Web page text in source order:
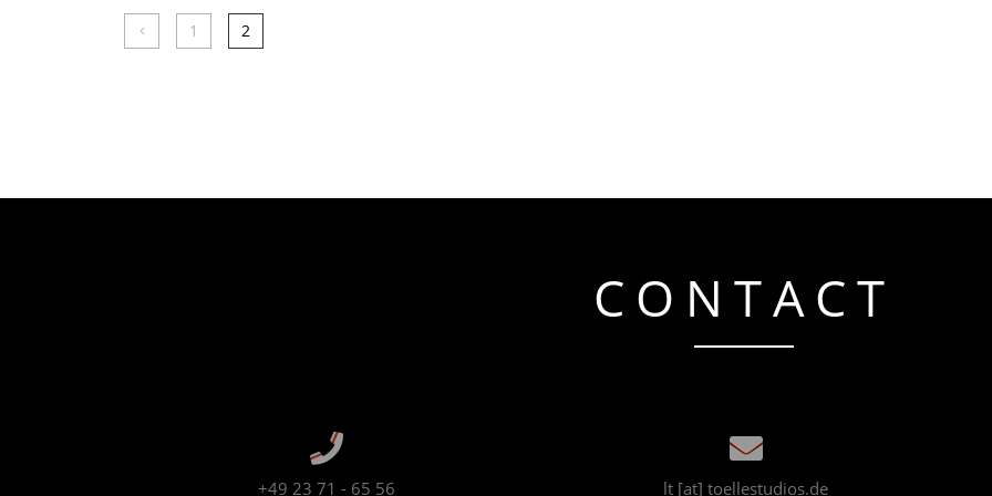
1 2
CONTACT
+49 23 71 - 65 56 lt [at] toellestudios.de